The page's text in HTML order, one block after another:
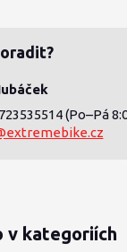
(Po–Pá
v kategoriích